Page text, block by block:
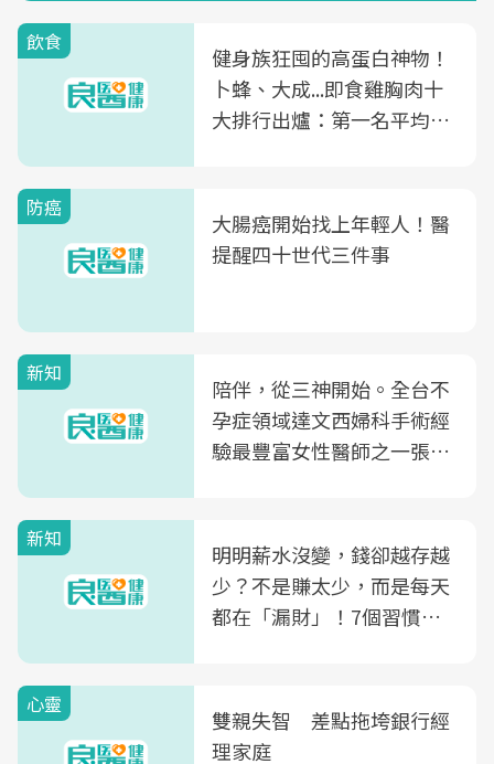
飲食
健身族狂囤的高蛋白神物！
卜蜂、大成...即食雞胸肉十
大排行出爐：第一名平均一
防癌
大腸癌開始找上年輕人！醫
提醒四十世代三件事
新知
陪伴，從三神開始。全台不
孕症領域達文西婦科手術經
驗最豐富女性醫師之一張永
光田醫院建構360度女性健
康照護生態圈
新知
明明薪水沒變，錢卻越存越
少？不是賺太少，而是每天
都在「漏財」！7個習慣一
心靈
雙親失智 差點拖垮銀行經
理家庭